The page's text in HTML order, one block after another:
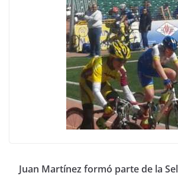
Juan Martínez formó parte de la